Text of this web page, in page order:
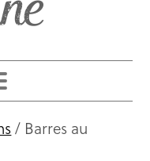
/ Barres au